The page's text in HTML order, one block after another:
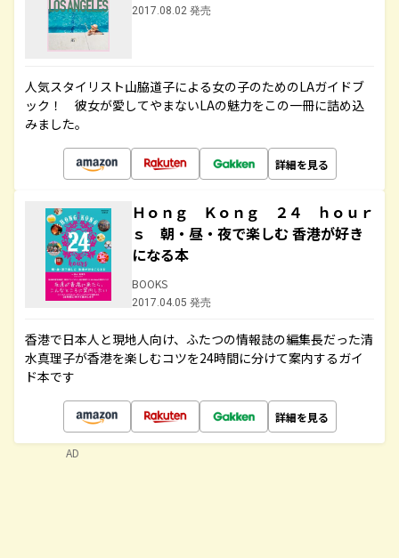
2017.08.02 発売
人気スタイリスト山脇道子による女の子のためのLAガイドブ
ック！ 彼女が愛してやまないLAの魅力をこの一冊に詰め込
みました。
詳細を見る
Ｈｏｎｇ Ｋｏｎｇ ２４ ｈｏｕｒ
ｓ 朝・昼・夜で楽しむ 香港が好き
になる本
BOOKS
2017.04.05 発売
香港で日本人と現地人向け、ふたつの情報誌の編集長だった清
水真理子が香港を楽しむコツを24時間に分けて案内するガイ
ド本です
詳細を見る
AD